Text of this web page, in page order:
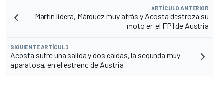
ARTÍCULO ANTERIOR
Martín lidera, Márquez muy atrás y Acosta destroza su
moto en el FP1 de Austria
SIGUIENTE ARTÍCULO
Acosta sufre una salida y dos caídas, la segunda muy
aparatosa, en el estreno de Austria